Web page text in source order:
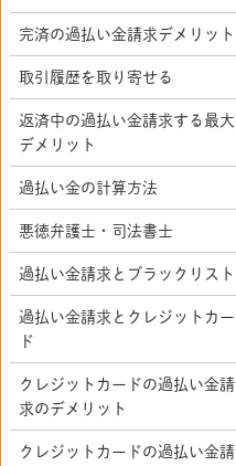
完済の過払い金請求デメリット
取引履歴を取り寄せる
返済中の過払い金請求する最大
デメリット
過払い金の計算方法
悪徳弁護士・司法書士
過払い金請求とブラックリスト
過払い金請求とクレジットカー
ド
クレジットカードの過払い金請
求のデメリット
クレジットカードの過払い金請